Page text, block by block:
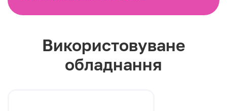
Використовуване
обладнання